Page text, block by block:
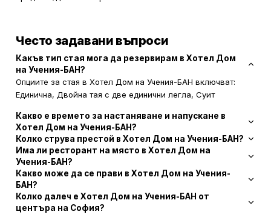
Често задавани въпроси
Какъв тип стая мога да резервирам в Хотел Дом
на Учения-БАН?
Опциите за стая в Хотел Дом на Учения-БАН включват:
Единична, Двойна тая с две единични легла, Суит
Какво е времето за настаняване и напускане в
Хотел Дом на Учения-БАН?
Колко струва престой в Хотел Дом на Учения-БАН?
Има ли ресторант на място в Хотел Дом на
Учения-БАН?
Какво може да се прави в Хотел Дом на Учения-
БАН?
Колко далеч е Хотел Дом на Учения-БАН от
центъра на София?